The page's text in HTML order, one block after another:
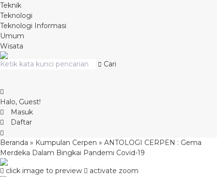
Teknik
Teknologi
Teknologi Informasi
Umum
Wisata
Cari
Halo, Guest!
Masuk
Daftar
Beranda » Kumpulan Cerpen » ANTOLOGI CERPEN : Gema
Merdeka Dalam Bingkai Pandemi Covid-19
click image to preview activate zoom